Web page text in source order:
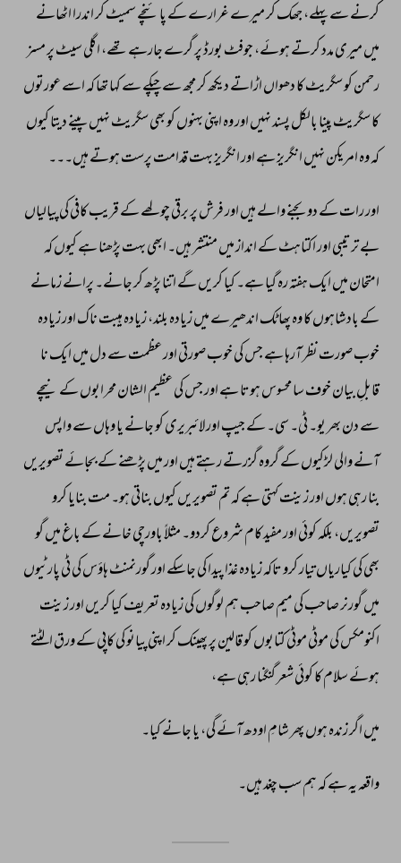
کرنے سے پہلے، جھک کر میرے غرارے کے پائنچے سمیٹ کر اندرا اٹھانے
میں میری مدد کرتے ہوئے، جوفٹ بورڈ پر گرے جارہے تھے، اگلی سیٹ پر مسز
رحمن کو سگریٹ کا دھواں اڑاتے دیکھ کر مجھ سے چپکے سے کہا تھا کہ اسے عورتوں
کا سگریٹ پینا بالکل پسند نہیں اور وہ اپنی بہنوں کو بھی سگریٹ نہیں پینے دیتا کیوں
کہ وہ امریکن نہیں انگریز ہے اور انگریز بہت قدامت پرست ہوتے ہیں۔۔۔
اور رات کے دو بجنے والے ہیں اور فرش پر برقی چولھے کے قریب کافی کی پیالیاں
بے ترتیبی اور اکتاہٹ کے انداز میں منتشر ہیں۔ ابھی بہت پڑھنا ہے کیوں کہ
امتحان میں ایک ہفتہ رہ گیا ہے۔ کیا کریں گے اتنا پڑھ کر جانے۔ پرانے زمانے
کے بادشاہوں کا وہ پھاٹک اندھیرے میں زیادہ بلند، زیادہ ہیبت ناک اور زیادہ
خوب صورت نظر آرہا ہے جس کی خوب صورتی اور عظمت سے دل میں ایک نا
قابلِ بیان خوف سا محسوس ہوتا ہے اور جس کی عظیم الشان محرابوں کے نیچے
سے دن بھر یو۔ ٹی۔ سی۔ کے جیپ اور لائبریری کو جانے یا وہاں سے واپس
آنے والی لڑکیوں کے گروہ گزرتے رہتے ہیں اور میں پڑھنے کے بجائے تصویریں
بنا رہی ہوں اور زینت کہتی ہے کہ تم تصویریں کیوں بناتی ہو۔ مت بنایا کرو
تصویریں، بلکہ کوئی اور مفید کام شروع کردو۔ مثلاً باورچی خانے کے باغ میں گو
بھی کی کیاریاں تیار کرو تاکہ زیادہ غذا پیدا کی جاسکے اور گورنمنٹ ہاؤس کی ٹی پارٹیوں
میں گورنر صاحب کی میم صاحب ہم لوگوں کی زیادہ تعریف کیا کریں اور زینت
اکنومکس کی موٹی موٹی کتابوں کو قالین پر پھینک کر اپنی پیانو کی کاپی کے ورق الٹتے
ہوئے سلام کا کوئی شعر گنگنا رہی ہے،
میں اگر زندہ ہوں پھر شامِ اودھ آئے گی، یا جانے کیا۔
واقعہ یہ ہے کہ ہم سب چغد ہیں۔